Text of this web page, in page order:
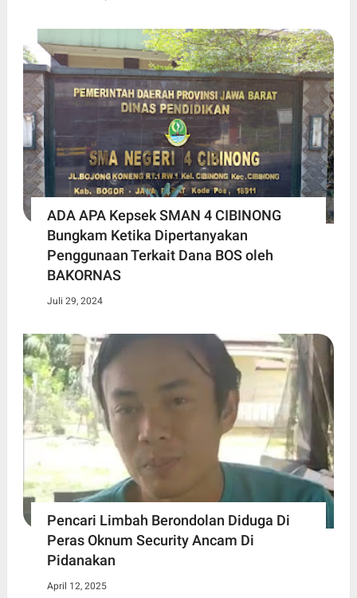
ADA APA Kepsek SMAN 4 CIBINONG
Bungkam Ketika Dipertanyakan
Penggunaan Terkait Dana BOS oleh
BAKORNAS
Juli 29, 2024
Pencari Limbah Berondolan Diduga Di
Peras Oknum Security Ancam Di
Pidanakan
April 12, 2025